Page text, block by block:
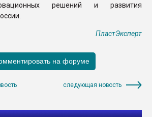
решений и развития
ПластЭксперт
следующая новость